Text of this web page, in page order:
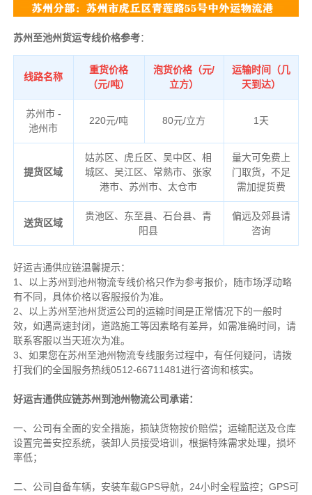
苏州至池州货运专线价格参考：
线路名称
重货价格
（元/吨）
泡货价格（元/
立方）
运输时间（几
天到达）
苏州市 -
池州市
220元/吨 80元/立方 1天
提货区域
姑苏区、虎丘区、吴中区、相
城区、吴江区、常熟市、张家
港市、苏州市、太仓市
量大可免费上
门取货，不足
需加提货费
送货区域
贵池区、东至县、石台县、青
阳县
偏远及郊县请
咨询
好运吉通供应链温馨提示：
1、以上苏州到池州物流专线价格只作为参考报价，随市场浮动略
有不同，具体价格以客服报价为准。
2、以上苏州 至池州货运公司的运输时间是正常情况下的一般时
效，如遇高速封闭，道路施工等因素略有差异，如需准确时间，请
联系客服以当天班次为准。
3、如果您在苏州 至池州物流专线服务过程中，有任何疑问，请拨
打我们的全国服务热线0512-66711481进行咨询和核实。
好运吉通供应链苏州到池州物流公司承诺：
一、公司有全面的安全措施，损缺货物按价赔偿；运输配送及仓库
设置完善安控系统，装卸人员接受培训，根据特殊需求处理，损坏
率低；
二、公司自备车辆，安装车载GPS导航，24小时全程监控；GPS可